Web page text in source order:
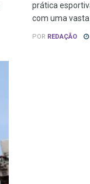
prática
com uma vasta
POR REDAÇÃO